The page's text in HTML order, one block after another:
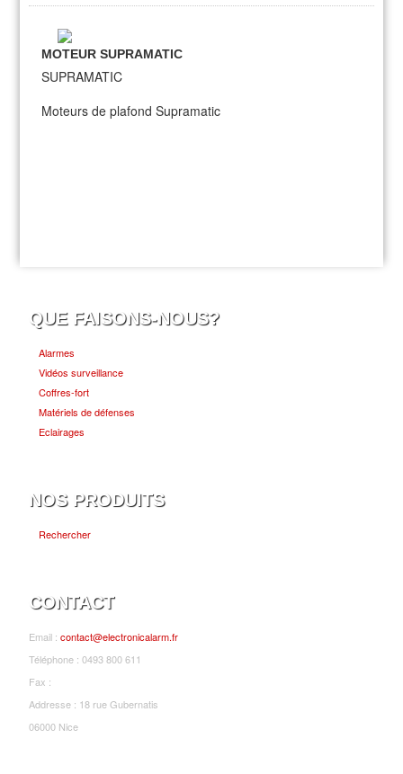
MOTEUR SUPRAMATIC
SUPRAMATIC
Moteurs de plafond Supramatic
QUE FAISONS-NOUS?
Alarmes
Vidéos surveillance
Coffres-fort
Matériels de défenses
Eclairages
NOS PRODUITS
Rechercher
CONTACT
Email :contact@electronicalarm.fr
Téléphone : 0493 800 611
Fax :
Addresse : 18 rue Gubernatis
06000 Nice